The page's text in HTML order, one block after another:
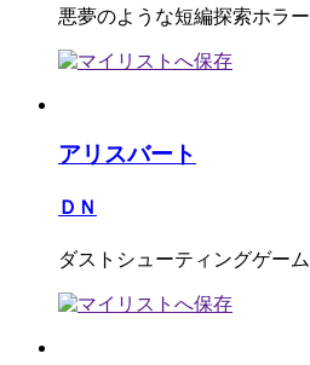
悪夢のような短編探索ホラー
アリスバート
ＤＮ
ダストシューティングゲーム